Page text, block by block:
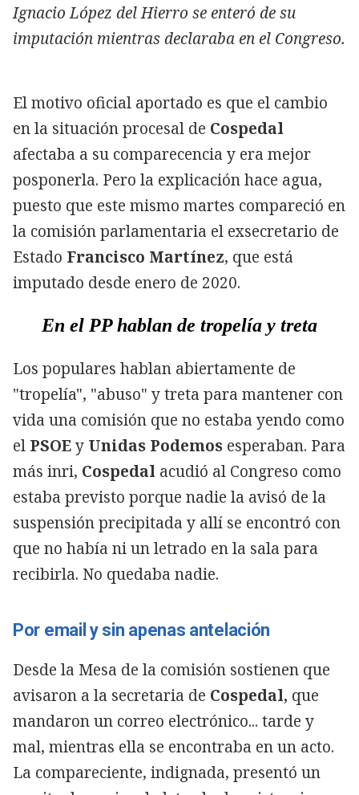
Ignacio López del Hierro se enteró de su
imputación mientras declaraba en el Congreso.
El motivo oficial aportado es que el cambio
en la situación procesal de Cospedal
afectaba a su comparecencia y era mejor
posponerla. Pero la explicación hace agua,
puesto que este mismo martes compareció en
la comisión parlamentaria el exsecretario de
Estado Francisco Martínez, que está
imputado desde enero de 2020.
En el PP hablan de tropelía y treta
Los populares hablan abiertamente de
"tropelía", "abuso" y treta para mantener con
vida una comisión que no estaba yendo como
el PSOEy Unidas Podemos esperaban. Para
más inri, Cospedal acudió al Congreso como
estaba previsto porque nadie la avisó de la
suspensión precipitada y allí se encontró con
que no había ni un letrado en la sala para
recibirla. No quedaba nadie.
Por email y sin apenas antelación
Desde la Mesa de la comisión sostienen que
avisaron a la secretaria de Cospedal, que
mandaron un correo electrónico... tarde y
mal, mientras ella se encontraba en un acto.
La compareciente, indignada, presentó un